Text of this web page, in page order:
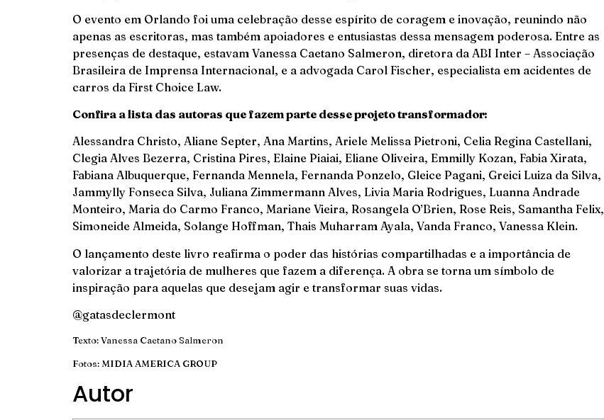
O evento em Orlando foi uma celebração desse espírito de coragem e inovação, reunindo não
apenas as escritoras, mas também apoiadores e entusiastas dessa mensagem poderosa. Entre as
presenças de destaque, estavam Vanessa Caetano Salmeron, diretora da ABI Inter – Associação
Brasileira de Imprensa Internacional, e a advogada Carol Fischer, especialista em acidentes de
carros da First Choice Law.
Confira a lista das autoras que fazem parte desse projeto transformador:
Alessandra Christo, Aliane Septer, Ana Martins, Ariele Melissa Pietroni, Celia Regina Castellani,
Clegia Alves Bezerra, Cristina Pires, Elaine Piaiai, Eliane Oliveira, Emmilly Kozan, Fabia Xirata,
Fabiana Albuquerque, Fernanda Mennela, Fernanda Ponzelo, Gleice Pagani, Greici Luiza da Silva,
Jammylly Fonseca Silva, Juliana Zimmermann Alves, Livia Maria Rodrigues, Luanna Andrade
Monteiro, Maria do Carmo Franco, Mariane Vieira, Rosangela O’Brien, Rose Reis, Samantha Felix,
Simoneide Almeida, Solange Hoffman, Thais Muharram Ayala, Vanda Franco, Vanessa Klein.
O lançamento deste livro reafirma o poder das histórias compartilhadas e a importância de
valorizar a trajetória de mulheres que fazem a diferença. A obra se torna um símbolo de
inspiração para aquelas que desejam agir e transformar suas vidas.
@gatasdeclermont
Texto: Vanessa Caetano Salmeron
Fotos: MIDIA AMERICA GROUP
Autor